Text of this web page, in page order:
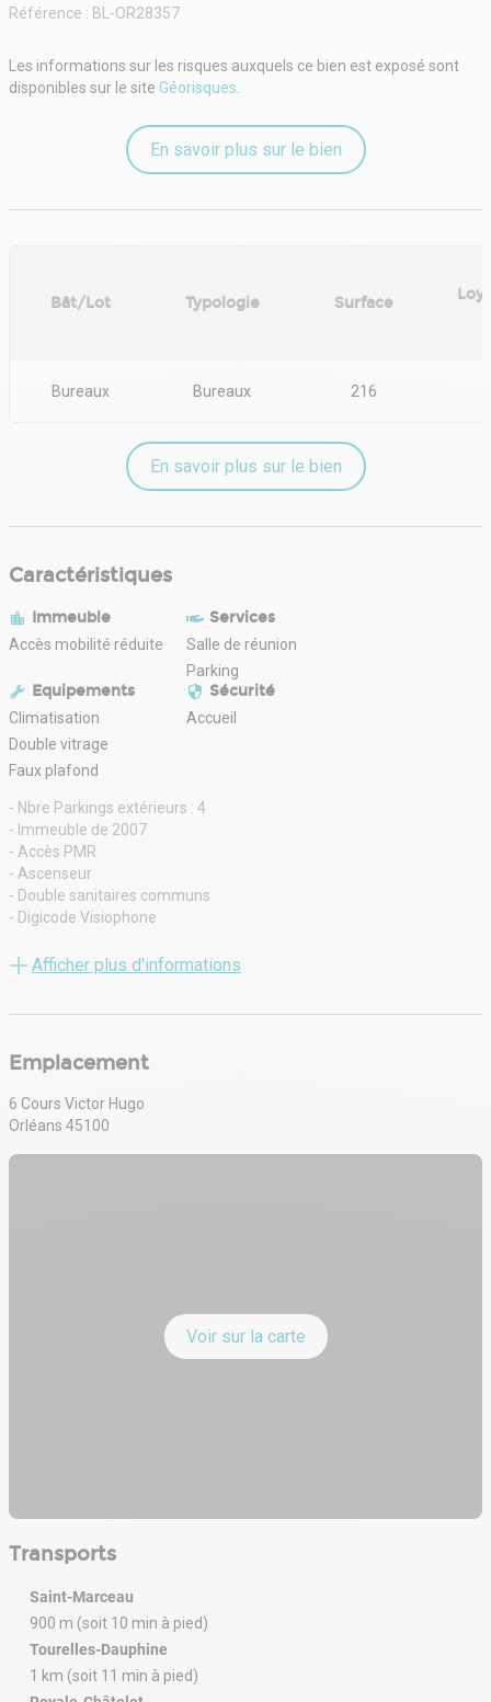
trouver le bien immobilier qui vous correspond !
toutes les catégories d'actifs (bureaux, logistique et industriel,
commerces, etc.) et les différents projets immobiliers de nos clients
Le moteur de notre équipe d'experts en immobilier : entretenir des
relations durables.
- Durée : 3/6/9 ans
- Dépôt de garantie : 3 mois HT/HC
Référence : BL-OR28357
Les informations sur les risques auxquels ce bien est exposé sont
disponibles sur le site Géorisques.
En savoir plus sur le bien
Bât/Lot Typologie Surface
Bureaux Bureaux 216
En savoir plus sur le bien
Caractéristiques
Immeuble
Accès mobilité réduite
Services
Salle de réunion
Parking
Equipements
Climatisation
Double vitrage
Faux plafond
Sécurité
Accueil
- Nbre Parkings extérieurs : 4
- Immeuble de 2007
- Accès PMR
- Ascenseur
- Double sanitaires communs
- Digicode Visiophone
- Climatisation
Afficher plus d'informations
Emplacement
6 Cours Victor Hugo
Orléans 45100
Voir sur la carte
Transports
Saint-Marceau
900 m (soit 10 min à pied)
Tourelles-Dauphine
1 km (soit 11 min à pied)